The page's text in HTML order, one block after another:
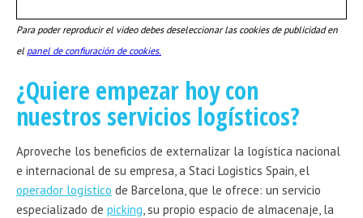
Para poder reproducir el video debes deseleccionar las cookies de publicidad en
el panel de confiuración de cookies.
¿Quiere empezar hoy con
nuestros servicios logísticos?
Aproveche los beneficios de externalizar la logística nacional
e internacional de su empresa, a Staci Logistics Spain, el
operador logístico de Barcelona, que le ofrece: un servicio
especializado de picking, su propio espacio de almacenaje, la